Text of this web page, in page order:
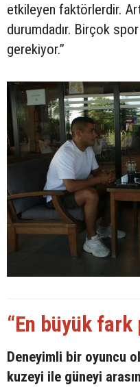
etkileyen faktörlerdir.
durumdadır. Birçok spor
gerekiyor.”
“En büyük
Deneyimli bir oyuncu
kuzeyi ile güneyi